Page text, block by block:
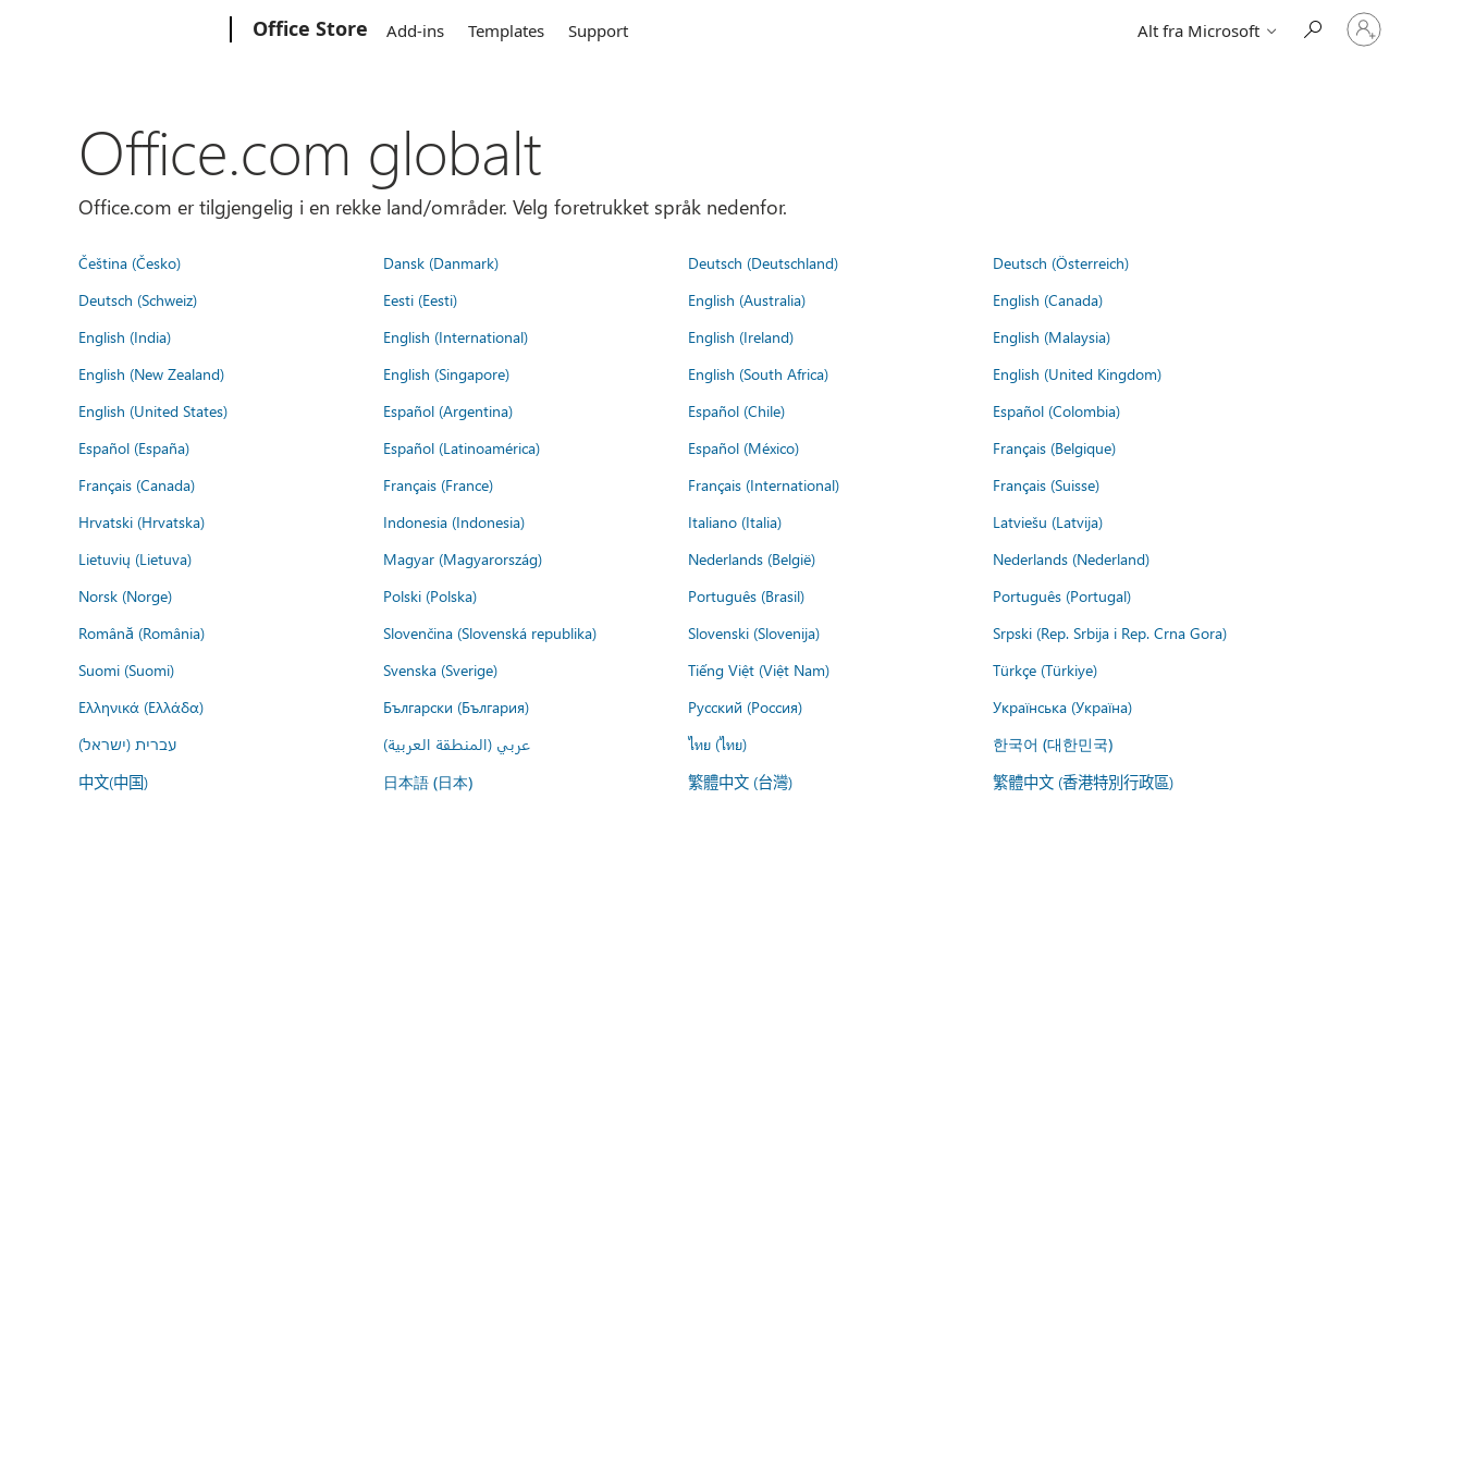
Office Store Add-ins Templates Support Alt fra Microsoft
Logg
på
kontoen
Office.com globalt
Office.com er tilgjengelig i en rekke land/områder. Velg foretrukket språk nedenfor.
Čeština (Česko) Dansk (Danmark) Deutsch (Deutschland)
Deutsch (Österreich)
Deutsch (Schweiz)
Eesti (Eesti) English (Australia)
English (Canada)
English (India)
English (International) English (Ireland)
English (Malaysia)
English (New Zealand)
English (Singapore) English (South Africa)
English (United Kingdom)
English (United States)
Español (Argentina) Español (Chile)
Español (Colombia)
Español (España)
Español (Latinoamérica) Español (México)
Français (Belgique)
Français (Canada)
Français (France) Français (International)
Français (Suisse)
Hrvatski (Hrvatska)
Indonesia (Indonesia) Italiano (Italia)
Latviešu (Latvija)
Lietuvių (Lietuva)
Magyar (Magyarország) Nederlands (België)
Nederlands (Nederland)
Norsk (Norge)
Polski (Polska) Português (Brasil)
Português (Portugal)
Română (România)
Slovenčina (Slovenská republika) Slovenski (Slovenija)
Srpski (Rep. Srbija i Rep. Crna Gora)
Suomi (Suomi)
Svenska (Sverige) Tiếng Việt (Việt Nam)
Türkçe (Türkiye)
Ελληνικά (Ελλάδα)
Български (България) Русский (Россия)
Українська (Україна)
עברית (ישראל)
عربي (المنطقة العربية) ไทย (ไทย) 한국어 (대한민국)
中文(中国) 日本語 (日本) 繁體中文 (台灣) 繁體中文 (香港特別行政區)